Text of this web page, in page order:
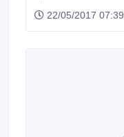
2версты ПГМ Кадыевский уезд 2версты.
22/05/2017 07:39